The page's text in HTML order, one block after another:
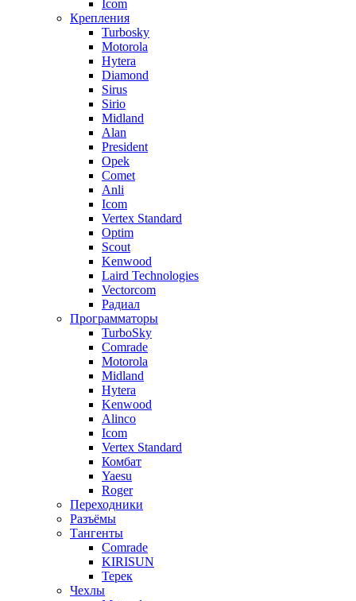
Icom
Крепления
Turbosky
Motorola
Hytera
Diamond
Sirus
Sirio
Midland
Alan
President
Opek
Comet
Anli
Icom
Vertex Standard
Optim
Scout
Kenwood
Laird Technologies
Vectorcom
Радиал
Программаторы
TurboSky
Comrade
Motorola
Midland
Hytera
Kenwood
Alinco
Icom
Vertex Standard
Комбат
Yaesu
Roger
Переходники
Разъёмы
Тангенты
Comrade
KIRISUN
Терек
Чехлы